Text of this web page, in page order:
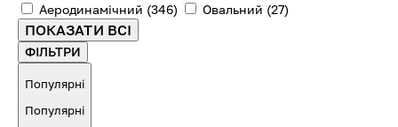
Аеродинамічний (346) Овальний (27)
ПОКАЗАТИ ВСІ
ФІЛЬТРИ
Популярні
Популярні